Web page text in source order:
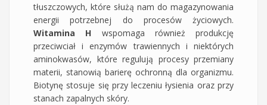
tłuszczowych, które służą nam do magazynowania
energii potrzebnej do procesów życiowych.
Witamina H wspomaga również produkcję
przeciwciał i enzymów trawiennych i niektórych
aminokwasów, które regulują procesy przemiany
materii, stanowią barierę ochronną dla organizmu.
Biotynę stosuje się przy leczeniu łysienia oraz przy
stanach zapalnych skóry.